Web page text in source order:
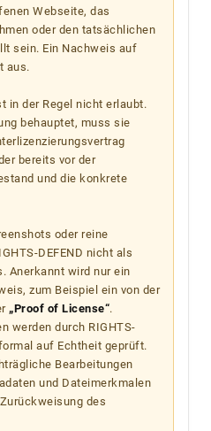
Webseite, das
oder den tatsächlichen
sein. Ein Nachweis auf
aus.
in der Regel nicht erlaubt.
behauptet, muss sie
bereits vor der
und die konkrete
oder reine
DEFEND nicht als
Anerkannt wird nur ein
zum Beispiel ein von der
„Proof of License“.
werden durch RIGHTS-
auf Echtheit geprüft.
Bearbeitungen
und Dateimerkmalen
des